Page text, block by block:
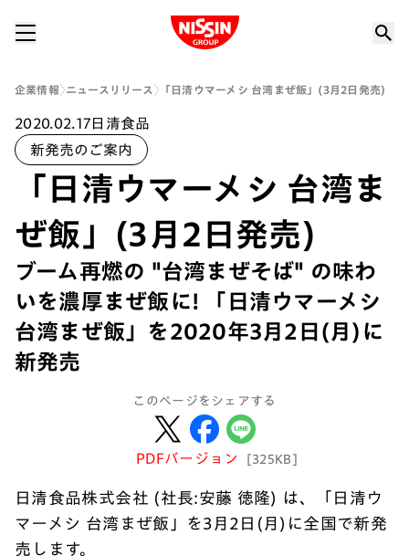
Nissin Group
企業情報 ニュースリリース 「日清ウマーメシ 台湾まぜ飯」(3月2日発売)
2020.02.17日清食品
新発売のご案内
「日清ウマーメシ 台湾ま
ぜ飯」(3月2日発売)
ブーム再燃の "台湾まぜそば" の味わ
いを濃厚まぜ飯に! 「日清ウマーメシ
台湾まぜ飯」を2020年3月2日(月)に
新発売
このページをシェアする
PDFバージョン [325KB]
日清食品株式会社 (社長:安藤 徳隆) は、「日清ウ
マーメシ 台湾まぜ飯」を3月2日(月)に全国で新発
売します。